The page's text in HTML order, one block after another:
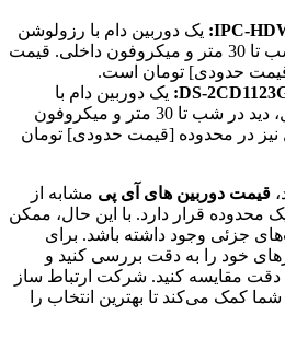
یک دوربین دام با رزولوشن
2 مگاپیکسل، دید در شب تا 30 متر و میکروفون داخلی. قیمت
حدودی] تومان است.
یک دوربین دام با
رزولوشن 2 مگاپیکسل، دید در شب تا 30 متر و میکروفون
در محدوده [قیمت حدودی] تومان
قیمت دوربین های آی پی مشابه از
محدوده قرار دارد. با این حال، ممکن
جزئی وجود داشته باشد. برای
خود را به دقت بررسی کنید و
مقایسه کنید. شرکت ارتباط ساز
کمک می‌کند تا بهترین انتخاب را